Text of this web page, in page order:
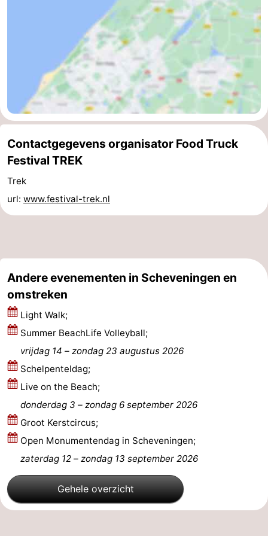
Zuid-
Kennermerland
Amsterdam
Haarlem
-
Zandvoort
Zuid-
Holland
-
Natuur
Hollands
Duin
-
Noordwijk
Katwijk
-
Haag
Rotterdam
-
Schouwen-
Renesse
-
Brouwershaven
-
Contactgegevens organisator Food Truck
Festival TREK
Trek
url: www.festival-trek.nl
Andere evenementen in Scheveningen en
omstreken
Light Walk;
Summer BeachLife Volleyball;
vrijdag 14 – zondag 23 augustus 2026
Schelpenteldag;
Live on the Beach;
donderdag 3 –
zondag 6 september 2026
Groot Kerstcircus;
Open Monumentendag in Scheveningen;
zaterdag 12 – zondag 13 september 2026
Gehele overzicht